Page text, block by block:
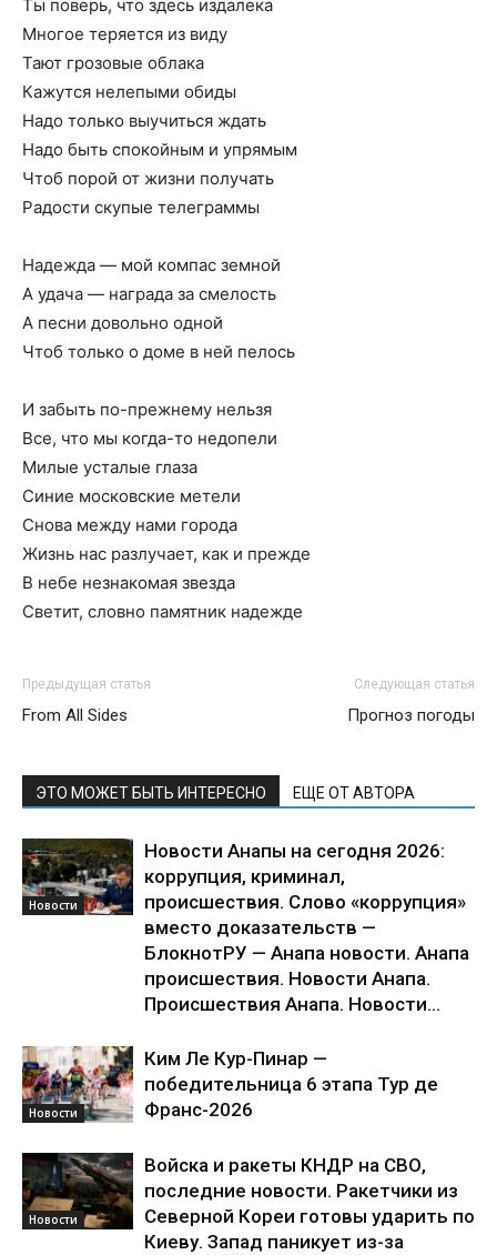
Ты поверь, что здесь издалека
Многое теряется из виду
Тают грозовые облака
Кажутся нелепыми обиды
Надо только выучиться ждать
Надо быть спокойным и упрямым
Чтоб порой от жизни получать
Радости скупые телеграммы
Надежда — мой компас земной
А удача — награда за смелость
А песни довольно одной
Чтоб только о доме в ней пелось
И забыть по-прежнему нельзя
Все, что мы когда-то недопели
Милые усталые глаза
Синие московские метели
Снова между нами города
Жизнь нас разлучает, как и прежде
В небе незнакомая звезда
Светит, словно памятник надежде
Предыдущая статья
From All Sides
Следующая статья
Прогноз погоды
ЭТО МОЖЕТ БЫТЬ ИНТЕРЕСНО ЕЩЕ ОТ АВТОРА
Новости
Новости Анапы на сегодня 2026:
коррупция, криминал,
происшествия. Слово «коррупция»
вместо доказательств —
БлокнотРУ — Анапа новости. Анапа
происшествия. Новости Анапа.
Происшествия Анапа. Новости...
Новости
Ким Ле Кур-Пинар —
победительница 6 этапа Тур де
Франс-2026
Новости
Войска и ракеты КНДР на СВО,
последние новости. Ракетчики из
Северной Кореи готовы ударить по
Киеву. Запад паникует из-за